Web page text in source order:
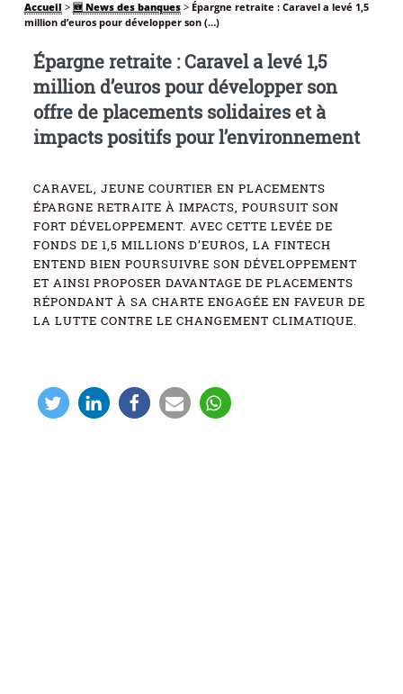
Accueil > 🆕 News des banques> Épargne retraite : Caravel a levé 1,5
million d’euros pour développer son (…)
Épargne retraite : Caravel a levé 1,5
million d’euros pour développer son
offre de placements solidaires et à
impacts positifs pour l’environnement
CARAVEL, JEUNE COURTIER EN PLACEMENTS
ÉPARGNE RETRAITE À IMPACTS, POURSUIT SON
FORT DÉVELOPPEMENT. AVEC CETTE LEVÉE DE
FONDS DE 1,5 MILLIONS D’EUROS, LA FINTECH
ENTEND BIEN POURSUIVRE SON DÉVELOPPEMENT
ET AINSI PROPOSER DAVANTAGE DE PLACEMENTS
RÉPONDANT À SA CHARTE ENGAGÉE EN FAVEUR DE
LA LUTTE CONTRE LE CHANGEMENT CLIMATIQUE.